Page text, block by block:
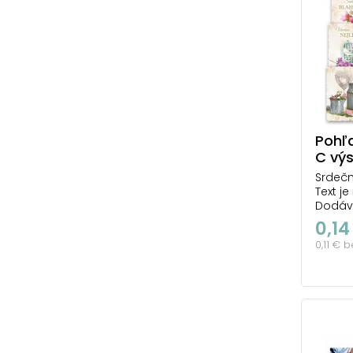
C
Text
počet
0,11 €